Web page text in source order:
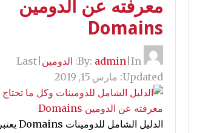
معرفته عن الدومين
Domains
admin In: الدومين Last
Updated: مارس 15, 2019
الدليل الشامل للدومينات Domains يعتبر